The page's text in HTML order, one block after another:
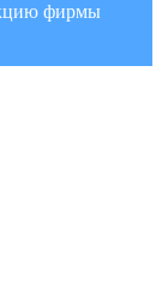
фирмы